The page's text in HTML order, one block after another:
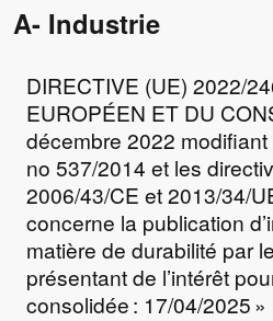
A- Industrie
DIRECTIVE (UE) 2022/
EUROPÉEN ET DU
décembre 2022
no 537/2014 et les
2006/43/CE et 2013/34/
concerne la publication
matière de durabilité par
présentant de l’intérêt
consolidée : 17/04/2025 »